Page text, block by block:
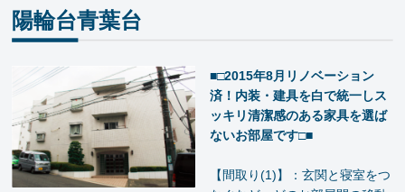
陽輪台青葉台
■□2015年8月リノベーション
済！内装・建具を白で統一しス
ッキリ清潔感のある家具を選ば
ないお部屋です□■
【間取り(1)】：玄関と寝室をつ